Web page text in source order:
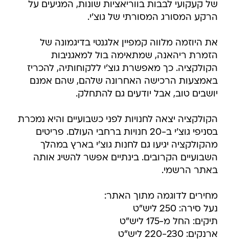
של קעקועי לבבות בווריאציות שונות, המגיעים על
הרקע המסורג המסורתי של גוצ'י.
את היוזמה מלווה קמפיין אלגנטי בדיגמונה של
הזמרת ריהאנה, שמתאימה בול למאגניבות
הקולקציה. כך מאפשרת גוצ'י ללקוחותיה, להכריז
באמצעות הרכישה האחרונה שלהם, שהם אמנם
יושבים טוב, אבל יודעים גם להתחלק.
הקולקציה יצאה לחנויות לפני כשבועיים והיא נמכרת
בסניפי גוצ'י ב-20 חנויות ברחבי העולם. פריטים
מהקולקציה יגיעו גם לחנות גוצ'י בארץ במהלך
השבועיים הקרובים. בינתיים אפשר להשיג אותה
באתר הרשמי.
מחירים לדוגמה מתוך האתר:
נעל סירה: 250 ליש"ט
תיקים: החל מ-175 ליש"ט
ארנקים: 220-230 ליש"ט